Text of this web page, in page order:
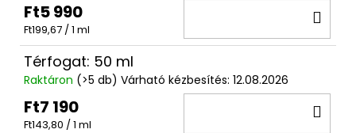
Ft5 990
Egységár:
Ft199,67 / 1 ml
Térfogat: 50 ml
Raktáron (>5 db) Várható kézbesítés: 12.08.2026
Ft7 190
Egységár:
Ft143,80 / 1 ml